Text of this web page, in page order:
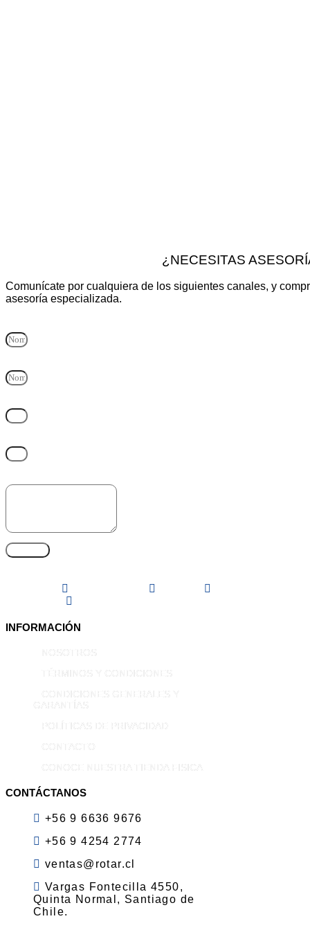
¿NECESITAS
Comunícate por cualquiera de los siguientes canales, y
asesoría especializada.
INFORMACIÓN
CONTÁCTANOS
+56 9 6636 9676
+56 9 4254 2774
ventas@rotar.cl
Vargas Fontecilla 4550,
Quinta Normal, Santiago de
Chile.